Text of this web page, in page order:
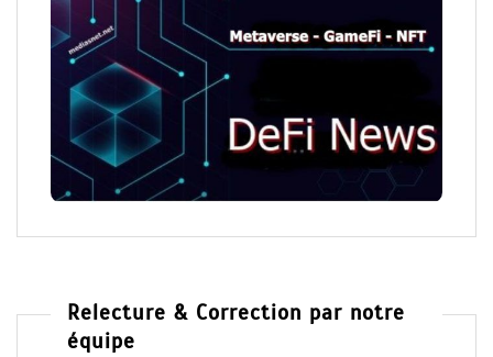
Relecture & Correction par notre
équipe